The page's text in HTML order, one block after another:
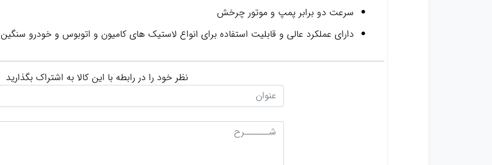
سرعت دو برابر پمپ و موتور چرخش
دارای عملکرد عالی و قابلیت استفاده برای انواع لاستیک های کامیون و اتوبوس و خودرو سنگین
نظر خود را در رابطه با این کالا به اشتراک بگذارید